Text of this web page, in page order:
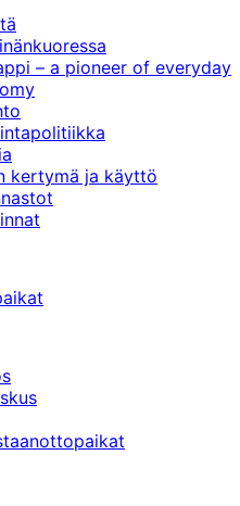
– a pioneer of everyday
kertymä ja käyttö